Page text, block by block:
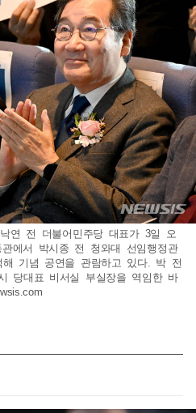
연 전 더불어민주당 대표가 3일 오
에서 박시종 전 청와대 선임행정관
해 기념 공연을 관람하고 있다. 박 전
당대표 비서실 부실장을 역임한 바